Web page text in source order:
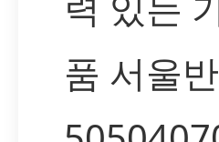
품 서울